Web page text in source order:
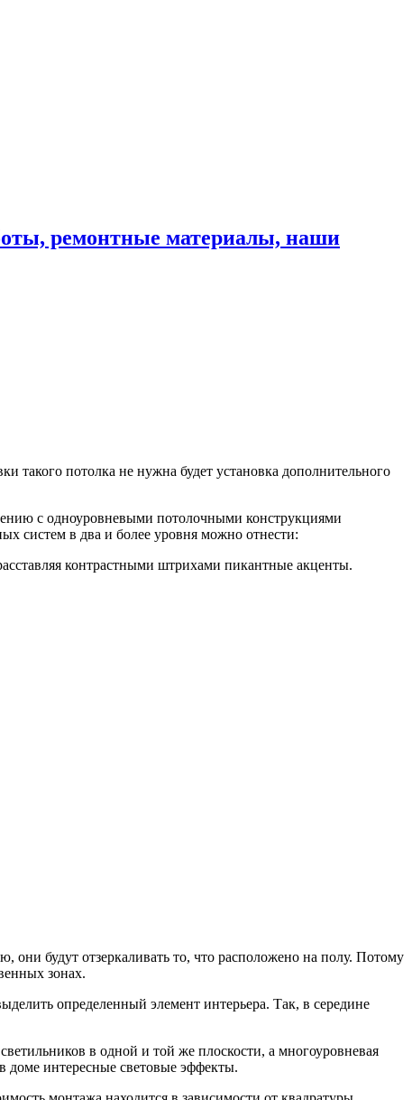
ремонтные материалы, наши
такого потолка не нужна будет установка дополнительного
с одноуровневыми потолочными конструкциями
систем в два и более уровня можно отнести:
контрастными штрихами пикантные акценты.
они будут отзеркаливать то, что расположено на полу. Потому
зонах.
определенный элемент интерьера. Так, в середине
в одной и той же плоскости, а многоуровневая
доме интересные световые эффекты.